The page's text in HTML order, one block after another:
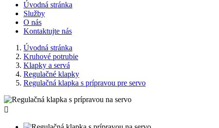
Úvodná stránka
Služby
O nás
Kontaktujte nás
Úvodná stránka
Kruhové potrubie
Klapky a servá
Regulačné klapky
Regulačná klapka s prípravou pre servo
